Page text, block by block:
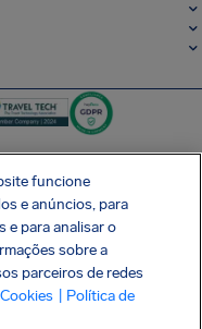
APP
funcione
e anúncios, para
e para analisar o
sobre a
parceiros de redes
| Política de